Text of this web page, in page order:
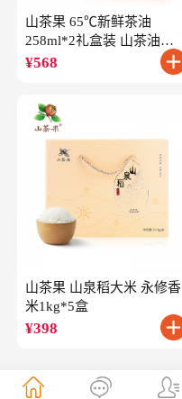
山茶果 65℃新鲜茶油
258ml*2礼盒装 山茶油一
级冷榨油茶籽油
¥568
山茶果 山泉稻大米 永修香
米1kg*5盒
¥398